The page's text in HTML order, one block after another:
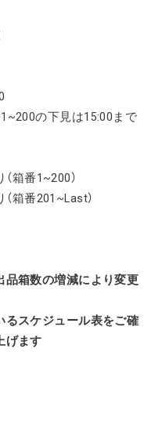
の下見は15:00まで
箱番1~200）
番201~Last）
箱数の増減により変更
るスケジュール表をご確
げます